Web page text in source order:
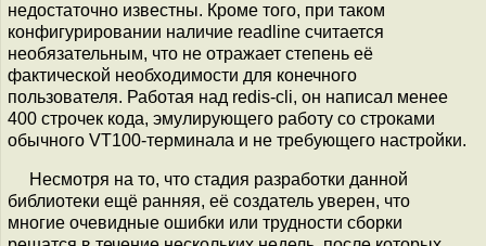
недостаточно известны. Кроме того, при таком
конфигурировании наличие readline считается
необязательным, что не отражает степень её
фактической необходимости для конечного
пользователя. Работая над redis-cli, он написал менее
400 строчек кода, эмулирующего работу со строками
обычного VT100-терминала и не требующего настройки.
Несмотря на то, что стадия разработки данной
библиотеки ещё ранняя, её создатель уверен, что
многие очевидные ошибки или трудности сборки